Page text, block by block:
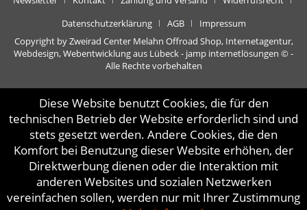
Datenschutzerklärung
AGB
Impressum
Copyright by Zweirad Center Melahn Offroad Shop, Internetagentur,
Webdesign, Webentwicklung aus Lübeck - jamp internetlösungen © -
Alle Rechte vorbehalten
Diese Website benutzt Cookies, die für den
technischen Betrieb der Website erforderlich sind und
stets gesetzt werden. Andere Cookies, die den
Komfort bei Benutzung dieser Website erhöhen, der
Direktwerbung dienen oder die Interaktion mit
anderen Websites und sozialen Netzwerken
vereinfachen sollen, werden nur mit Ihrer Zustimmung